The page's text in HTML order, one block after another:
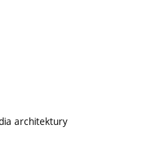
architektury